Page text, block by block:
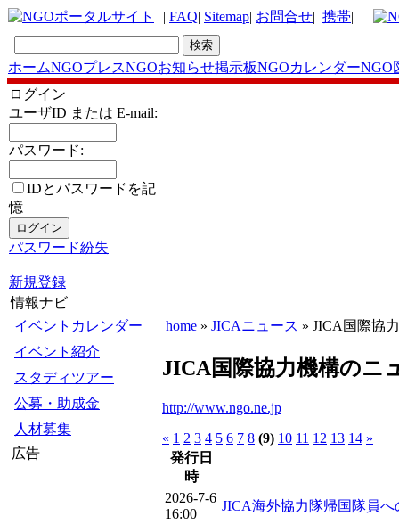
| FAQ| Sitemap| お問合せ| 携帯|
ホームNGOプレスNGOお知らせ掲示板NGOカレンダーNGO
ログイン
ユーザID または E-mail:
パスワード:
IDとパスワードを記
憶
パスワード紛失
新規登録
情報ナビ
イベントカレンダー
イベント紹介
スタディツアー
公募・助成金
人材募集
広告
home » JICAニュース » JICA国際協
JICA国際協力機構のニ
http://www.ngo.ne.jp
« 1 2 3 4 5 6 7 8 (9) 10 11 12 13 14 »
発行日
時
2026-7-6
16:00
JICA海外協力隊帰国隊員